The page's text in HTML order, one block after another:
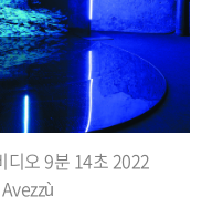
오 9분 14초 2022